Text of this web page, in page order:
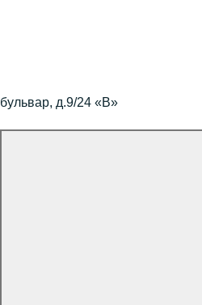
бульвар, д.9/24 «В»